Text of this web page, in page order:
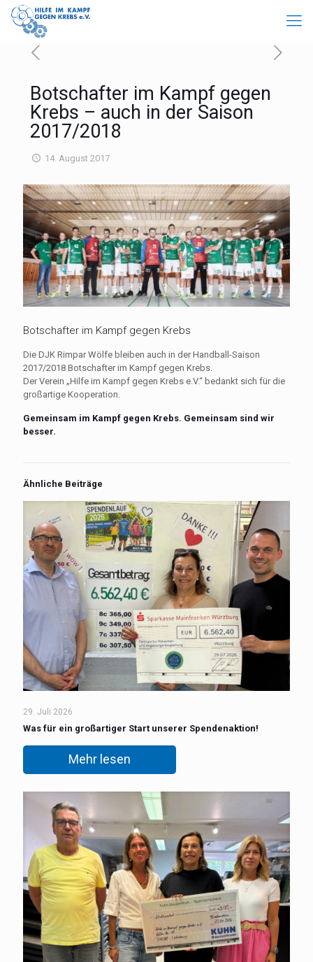
Botschafter im Kampf gegen
Krebs – auch in der Saison
2017/2018
14. August 2017
Botschafter im Kampf gegen Krebs
Die DJK Rimpar Wölfe bleiben auch in der Handball-Saison
2017/2018 Botschafter im Kampf gegen Krebs.
Der Verein „Hilfe im Kampf gegen Krebs e.V.“ bedankt sich für die
großartige Kooperation.
Gemeinsam im Kampf gegen Krebs. Gemeinsam sind wir
besser.
Ähnliche Beiträge
29. Juli 2026
Was für ein großartiger Start unserer Spendenaktion!
Mehr lesen